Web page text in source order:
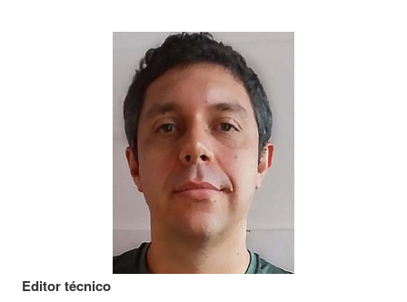
Editor técnico